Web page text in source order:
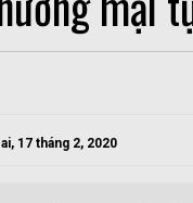
17 tháng 2, 2020